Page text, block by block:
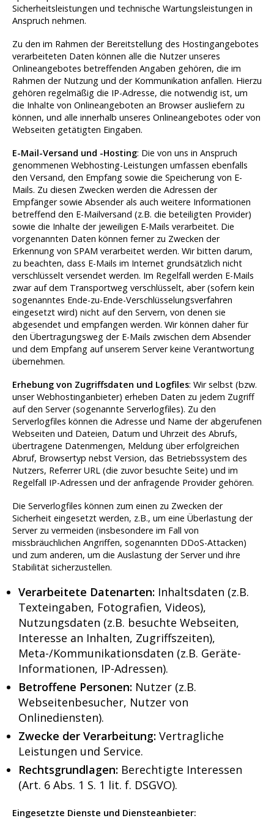
Sicherheitsleistungen und technische Wartungsleistungen in
Anspruch nehmen.
Zu den im Rahmen der Bereitstellung des Hostingangebotes
verarbeiteten Daten können alle die Nutzer unseres
Onlineangebotes betreffenden Angaben gehören, die im
Rahmen der Nutzung und der Kommunikation anfallen. Hierzu
gehören regelmäßig die IP-Adresse, die notwendig ist, um
die Inhalte von Onlineangeboten an Browser ausliefern zu
können, und alle innerhalb unseres Onlineangebotes oder von
Webseiten getätigten Eingaben.
E-Mail-Versand und -Hosting: Die von uns in Anspruch
genommenen Webhosting-Leistungen umfassen ebenfalls
den Versand, den Empfang sowie die Speicherung von E-
Mails. Zu diesen Zwecken werden die Adressen der
Empfänger sowie Absender als auch weitere Informationen
betreffend den E-Mailversand (z.B. die beteiligten Provider)
sowie die Inhalte der jeweiligen E-Mails verarbeitet. Die
vorgenannten Daten können ferner zu Zwecken der
Erkennung von SPAM verarbeitet werden. Wir bitten darum,
zu beachten, dass E-Mails im Internet grundsätzlich nicht
verschlüsselt versendet werden. Im Regelfall werden E-Mails
zwar auf dem Transportweg verschlüsselt, aber (sofern kein
sogenanntes Ende-zu-Ende-Verschlüsselungsverfahren
eingesetzt wird) nicht auf den Servern, von denen sie
abgesendet und empfangen werden. Wir können daher für
den Übertragungsweg der E-Mails zwischen dem Absender
und dem Empfang auf unserem Server keine Verantwortung
übernehmen.
Erhebung von Zugriffsdaten und Logfiles: Wir selbst (bzw.
unser Webhostinganbieter) erheben Daten zu jedem Zugriff
auf den Server (sogenannte Serverlogfiles). Zu den
Serverlogfiles können die Adresse und Name der abgerufenen
Webseiten und Dateien, Datum und Uhrzeit des Abrufs,
übertragene Datenmengen, Meldung über erfolgreichen
Abruf, Browsertyp nebst Version, das Betriebssystem des
Nutzers, Referrer URL (die zuvor besuchte Seite) und im
Regelfall IP-Adressen und der anfragende Provider gehören.
Die Serverlogfiles können zum einen zu Zwecken der
Sicherheit eingesetzt werden, z.B., um eine Überlastung der
Server zu vermeiden (insbesondere im Fall von
missbräuchlichen Angriffen, sogenannten DDoS-Attacken)
und zum anderen, um die Auslastung der Server und ihre
Stabilität sicherzustellen.
Verarbeitete Datenarten: Inhaltsdaten (z.B.
Texteingaben, Fotografien, Videos),
Nutzungsdaten (z.B. besuchte Webseiten,
Interesse an Inhalten, Zugriffszeiten),
Meta-/Kommunikationsdaten (z.B. Geräte-
Informationen, IP-Adressen).
Betroffene Personen: Nutzer (z.B.
Webseitenbesucher, Nutzer von
Onlinediensten).
Zwecke der Verarbeitung: Vertragliche
Leistungen und Service.
Rechtsgrundlagen: Berechtigte Interessen
(Art. 6 Abs. 1 S. 1 lit. f. DSGVO).
Eingesetzte Dienste und Diensteanbieter: